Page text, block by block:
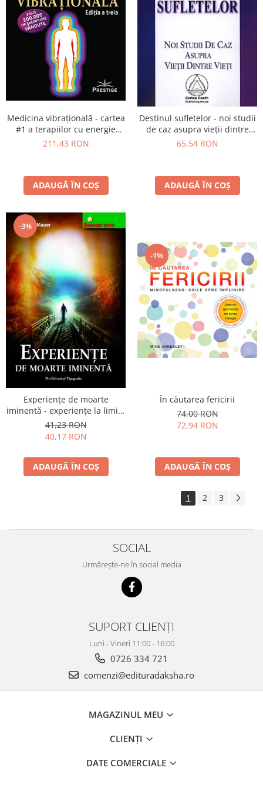
Medicina vibraţională - cartea
#1 a terapiilor cu energie
subtilă - ediţia a treia
211,43 RON
ADAUGĂ ÎN COȘ
Destinul sufletelor - noi studii
de caz asupra vieţii dintre
vieţi
65,54 RON
ADAUGĂ ÎN COȘ
-3%
Experienţe de moarte
iminentă - experienţe la limita
dintre viaţă şi moarte
41,23 RON
40,17 RON
ADAUGĂ ÎN COȘ
-1%
În căutarea fericirii
74,00 RON
72,94 RON
ADAUGĂ ÎN COȘ
1 2 3
SOCIAL
Urmărește-ne în social media
SUPORT CLIENȚI
Luni - Vineri 11:00 - 16:00
0726 334 721
comenzi@edituradaksha.ro
MAGAZINUL MEU
CLIENȚI
DATE COMERCIALE